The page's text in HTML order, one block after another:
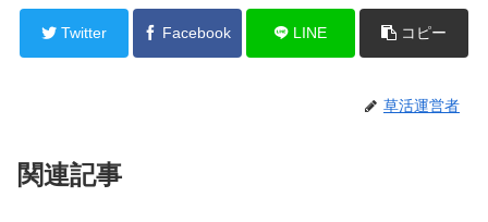
Twitter Facebook LINE コピー
草活運営者
関連記事